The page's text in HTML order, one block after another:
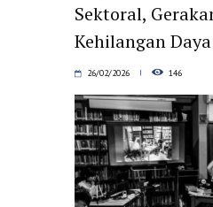
Sektoral,
Kehilangan Daya
26/02/2026 146